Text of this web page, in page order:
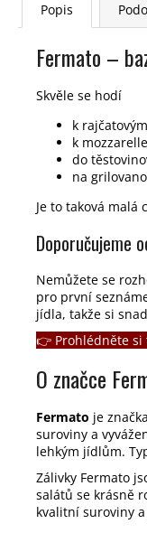
Popis
Fermato –
Skvěle se hodí
k
k
do
na
Je to taková
Doporučujeme
Nemůžete se
pro první
jídla, takže si
👉 Prohlédněte si
O značce
Fermato je
suroviny a
lehkým jídlům.
Zálivky Fermato
salátů se krásně
kvalitní suroviny